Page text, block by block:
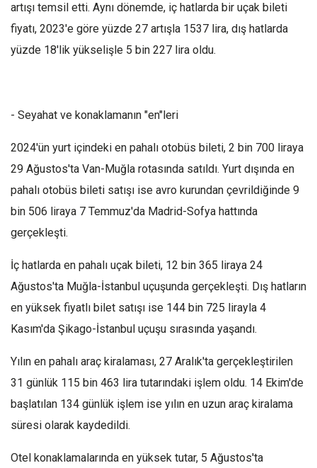
artışı temsil etti. Aynı dönemde, iç hatlarda bir uçak bileti
fiyatı, 2023'e göre yüzde 27 artışla 1537 lira, dış hatlarda
yüzde 18'lik yükselişle 5 bin 227 lira oldu.
- Seyahat ve konaklamanın "en"leri
2024'ün yurt içindeki en pahalı otobüs bileti, 2 bin 700 liraya
29 Ağustos'ta Van-Muğla rotasında satıldı. Yurt dışında en
pahalı otobüs bileti satışı ise avro kurundan çevrildiğinde 9
bin 506 liraya 7 Temmuz'da Madrid-Sofya hattında
gerçekleşti.
İç hatlarda en pahalı uçak bileti, 12 bin 365 liraya 24
Ağustos'ta Muğla-İstanbul uçuşunda gerçekleşti. Dış hatların
en yüksek fiyatlı bilet satışı ise 144 bin 725 lirayla 4
Kasım'da Şikago-İstanbul uçuşu sırasında yaşandı.
Yılın en pahalı araç kiralaması, 27 Aralık'ta gerçekleştirilen
31 günlük 115 bin 463 lira tutarındaki işlem oldu. 14 Ekim'de
başlatılan 134 günlük işlem ise yılın en uzun araç kiralama
süresi olarak kaydedildi.
Otel konaklamalarında en yüksek tutar, 5 Ağustos'ta